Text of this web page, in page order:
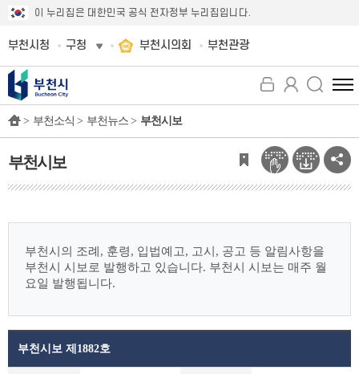
이 누리집은 대한민국 공식 전자정부 누리집입니다.
부천시청 구청 부천시의회 부천관광
전
체
뉴
보
기
> 부천소식 > 부천뉴스 > 부천시보
부천시보
부천시의 조례, 훈령, 입법예고, 고시, 공고 등 알림사항을
부천시 시보로 발행하고 있습니다. 부천시 시보는 매주 월
요일 발행됩니다.
부천시보 제1882호